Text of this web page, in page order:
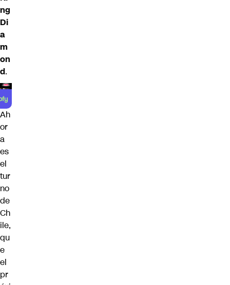
ng
Di
a
m
on
d.
Ah
or
a
es
el
tur
no
de
Ch
ile,
qu
e
el
pr